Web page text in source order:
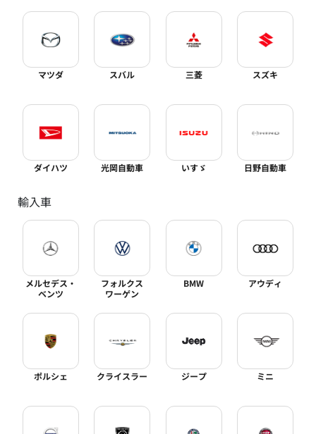
マツダ スバル 三菱 スズキ
ダイハツ 光岡自動車 いすゞ 日野自動車
輸入車
メルセデス・
ベンツ
フォルクス
ワーゲン
BMW アウディ
ポルシェ クライスラー ジープ ミニ